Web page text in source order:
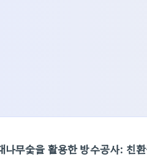
나무숯을 활용한 방수공사: 친